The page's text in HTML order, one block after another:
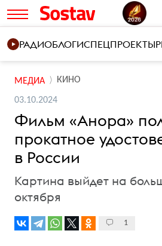
РАДИОБЛОГИСПЕЦПРОЕКТЫ
МЕДИА КИНО
03.10.2024
Фильм «Анора»
прокатное
в России
Картина выйдет на
октября
1